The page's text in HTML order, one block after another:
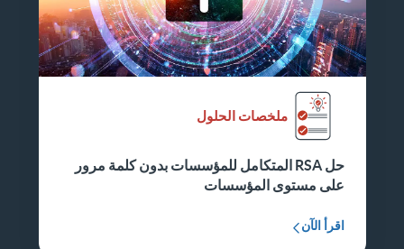
ملخصات الحلول
حل RSA المتكامل للمؤسسات بدون كلمة مرور
على مستوى المؤسسات
اقرأ الآن